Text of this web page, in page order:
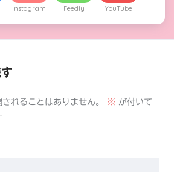
Instagram Feedly YouTube
れることはありません。 ※ が付いて